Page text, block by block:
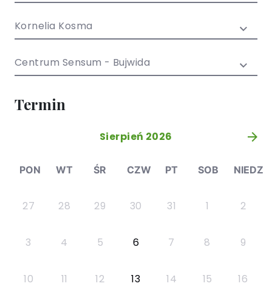
młodzieży
Kornelia Kosma
Centrum Sensum - Bujwida
Termin
Sierpień 2026 »
PON WT ŚR CZW PT SOB NIEDZ
27 28 29 30 31 1 2
3 4 5 6 7 8 9
10 11 12 13 14 15 16